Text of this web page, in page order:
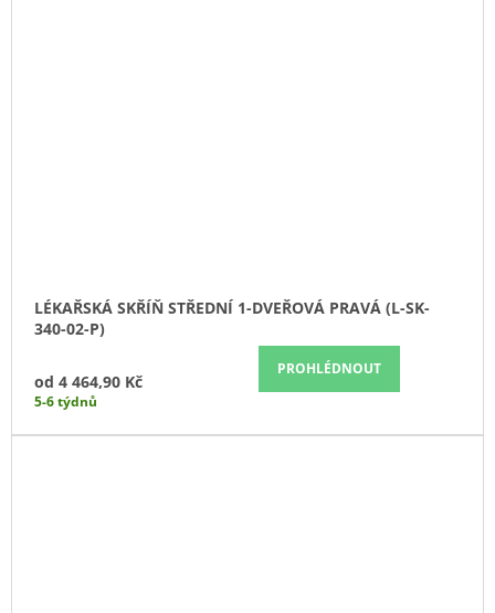
LÉKAŘSKÁ SKŘÍŇ STŘEDNÍ 1-DVEŘOVÁ PRAVÁ (L-SK-
340-02-P)
od 4 464,90 Kč
PROHLÉDNOUT
5-6 týdnů